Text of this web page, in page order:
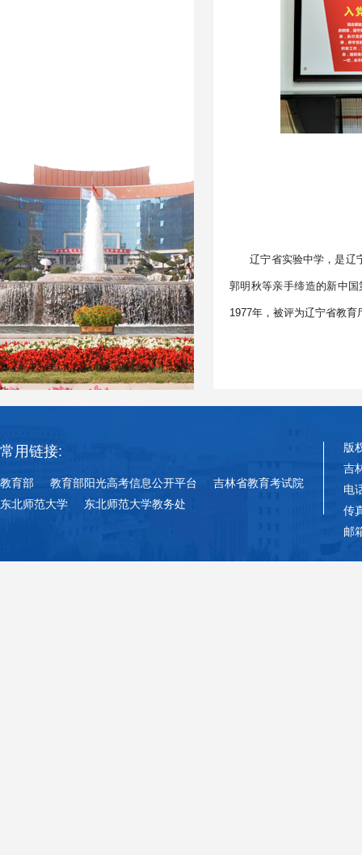
辽宁省实验中学，是辽
郭明秋等亲手缔造的新中
1977年，被评为辽宁省教育
常用链接:
教育部 教育部阳光高考信息公开平台
吉林省教育考试院
东北师范大学
东北师范大学教务处
版
吉
电
传
邮